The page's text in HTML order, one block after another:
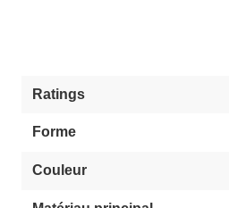
Ratings
Forme
Couleur